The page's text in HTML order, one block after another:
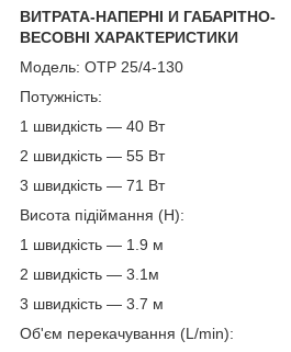
ВИТРАТА-НАПЕРНІ И ГАБАРІТНО-
ВЕСОВНІ ХАРАКТЕРИСТИКИ
Модель: ОТР 25/4-130
Потужність:
1 швидкість — 40 Вт
2 швидкість — 55 Вт
3 швидкість — 71 Вт
Висота підіймання (Н):
1 швидкість — 1.9 м
2 швидкість — 3.1м
3 швидкість — 3.7 м
Об'єм перекачування (L/min):